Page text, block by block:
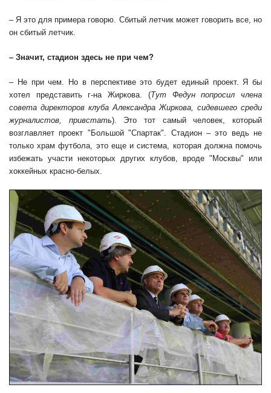
– Я это для примера говорю. Сбитый летчик может говорить все, но
он сбитый летчик.
– Значит, стадион здесь не при чем?
– Не при чем. Но в перспективе это будет единый проект. Я бы
хотел представить г-на Жиркова. (Тут
Федун попросил члена
совета директоров клуба Александра Жиркова, сидевшего среди
журналистов, привстать). Это тот самый человек, который
возглавляет проект "Большой "Спартак". Стадион – это ведь не
только храм футбола, это еще и система, которая должна помочь
избежать участи некоторых других клубов, вроде "Москвы" или
хоккейных красно-белых.